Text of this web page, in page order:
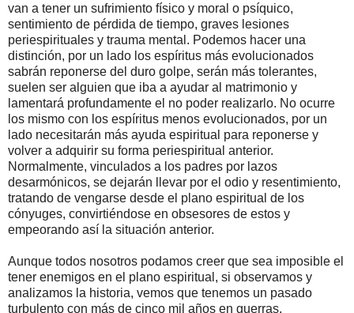
van a tener un sufrimiento físico y moral o psíquico,
sentimiento de pérdida de tiempo, graves lesiones
periespirituales y trauma mental. Podemos hacer una
distinción, por un lado los espíritus más evolucionados
sabrán reponerse del duro golpe, serán más tolerantes,
suelen ser alguien que iba a ayudar al matrimonio y
lamentará profundamente el no poder realizarlo. No ocurre
los mismo con los espíritus menos evolucionados, por un
lado necesitarán más ayuda espiritual para reponerse y
volver a adquirir su forma periespiritual anterior.
Normalmente, vinculados a los padres por lazos
desarmónicos, se dejarán llevar por el odio y resentimiento,
tratando de vengarse desde el plano espiritual de los
cónyuges, convirtiéndose en obsesores de estos y
empeorando así la situación anterior.
Aunque todos nosotros podamos creer que sea imposible el
tener enemigos en el plano espiritual, si observamos y
analizamos la historia, vemos que tenemos un pasado
turbulento con más de cinco mil años en guerras,